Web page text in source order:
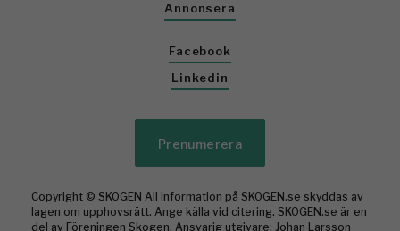
Annonsera
Facebook
Linkedin
Prenumerera
Copyright © SKOGEN All information på SKOGEN.se skyddas av
lagen om upphovsrätt. Ange källa vid citering. SKOGEN.se är en
del av Föreningen Skogen. Ansvarig utgivare: Johan Larsson